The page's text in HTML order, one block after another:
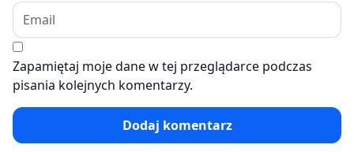
Zapamiętaj moje dane w tej przeglądarce podczas
pisania kolejnych komentarzy.
Dodaj komentarz